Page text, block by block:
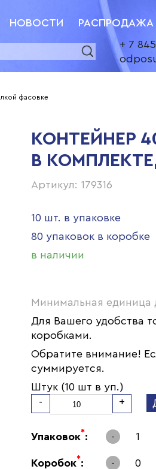
НОВОСТИ РАСПРОДАЖА
+ 7
фасовке
КОНТЕЙНЕР
В
Артикул: 179316
10 шт. в упаковке
80 упаковок в коробке
в наличии
Минимальная единица
Для Вашего удобства
коробками.
Обратите внимание!
суммируется.
Штук (10 шт в уп.)
-
+
Упаковок*: - 1
Коробок*: - 0